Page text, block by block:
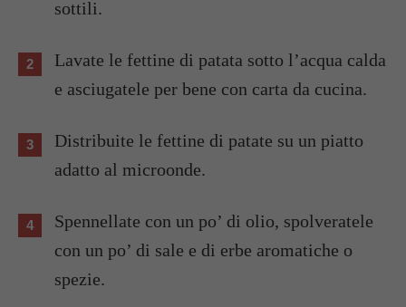
sottili.
Lavate le fettine di patata sotto l’acqua calda
e asciugatele per bene con carta da cucina.
Distribuite le fettine di patate su un piatto
adatto al microonde.
Spennellate con un po’ di olio, spolveratele
con un po’ di sale e di erbe aromatiche o
spezie.